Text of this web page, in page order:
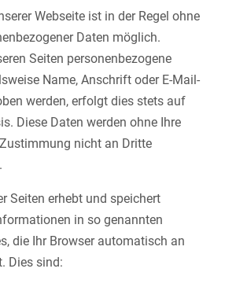
Webseite ist in der Regel ohne
Daten möglich.
Seiten personenbezogene
Name, Anschrift oder E-Mail-
werden, erfolgt dies stets auf
Diese Daten werden ohne Ihre
nicht an Dritte
Seiten erhebt und speichert
in so genannten
die Ihr Browser automatisch an
Dies sind: